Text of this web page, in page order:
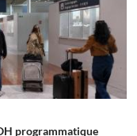
programmatique